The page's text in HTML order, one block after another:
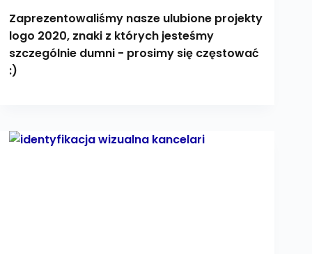
Zaprezentowaliśmy nasze ulubione projekty
logo 2020, znaki z których jesteśmy
szczególnie dumni - prosimy się częstować
:)